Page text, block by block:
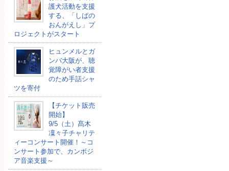
護犬活動を支援
する、「しばの
おんがえし」プ
ロジェクトがスタート
ヒュンメルとガ
ンバ大阪が、聴
覚障がい者支援
のため手話シャ
ツを寄付
【チケット販売
開始】
9/5（土）髙木
凜々子チャリテ
ィーコンサート開催！～コ
ンサート参加で、カンボジ
ア音楽支援～